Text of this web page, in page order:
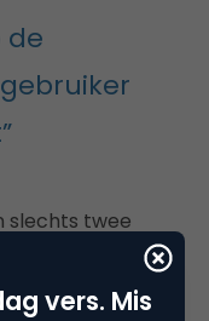
de
slechts twee
branche waar
vers. Mis